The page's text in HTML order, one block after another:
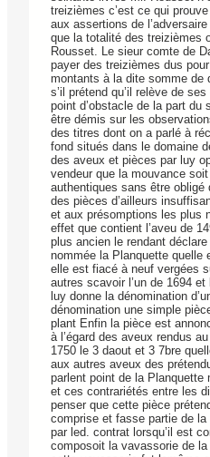
treizièmes c’est ce qui prouve
aux assertions de
que la totalité des treizièmes
Rousset. Le sieur comte de
payer des treizièmes dus
montants à la dite somme de
s’il prétend qu’il relève de
point d’obstacle de la part du
être démis sur les
des titres dont on a parlé à
fond situés dans le domaine
des aveux et pièces par luy
vendeur que la mouvance
authentiques sans être obligé
des pièces d’ailleurs
et aux présomptions les plus
effet que contient l’aveu de
plus ancien le rendant
nommée la Planquette quelle
elle est fiacé à neuf vergées
autres scavoir l’un de 1694 et
luy donne la dénomination
dénomination une simple
plant Enfin la pièce est
à l’égard des aveux rendus
1750 le 3 daout et 3 7bre
aux autres aveux des
parlent point de la Planquette
et ces contrariétés entre les
penser que cette pièce
comprise et fasse partie de la
par led. contrat lorsqu’il est
composoit la vavassorie de